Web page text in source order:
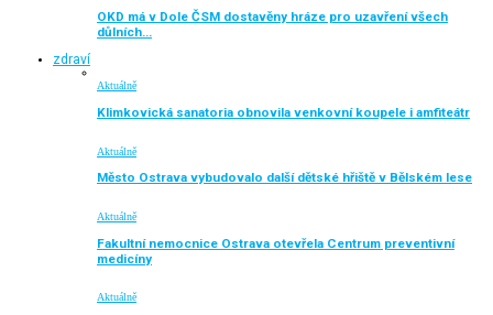
OKD má v Dole ČSM dostavěny hráze pro uzavření všech
důlních…
zdraví
Aktuálně
Klimkovická sanatoria obnovila venkovní koupele i amfiteátr
Aktuálně
Město Ostrava vybudovalo další dětské hřiště v Bělském lese
Aktuálně
Fakultní nemocnice Ostrava otevřela Centrum preventivní
medicíny
Aktuálně